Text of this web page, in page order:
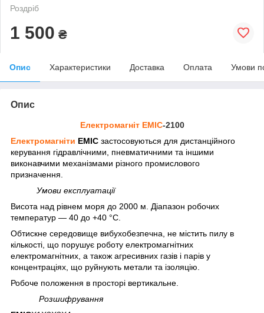
Роздріб
1 500 ₴
Опис Характеристики Доставка Оплата Умови
Опис
Електромагніт ЕМІС-2100
Електромагніти ЕМІС застосовуються для дистанційного
керування гідравлічними, пневматичними та іншими
виконавчими механізмами різного промислового
призначення.
Умови експлуатації
Висота над рівнем моря до 2000 м. Діапазон робочих
температур — 40 до +40 °C.
Обтискне середовище вибухобезпечна, не містить пилу в
кількості, що порушує роботу електромагнітних
електромагнітних, а також агресивних газів і парів у
концентраціях, що руйнують метали та ізоляцію.
Робоче положення в просторі вертикальне.
Розшифрування